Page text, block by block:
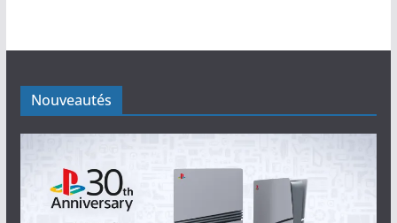
Nouveautés